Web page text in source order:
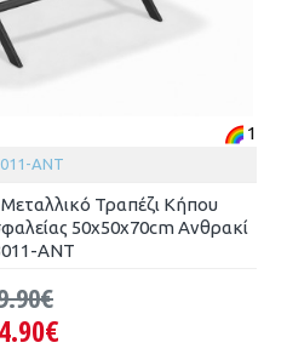
1
ANT
Τραπέζι Κήπου
50x50x70cm Ανθρακί
ANT